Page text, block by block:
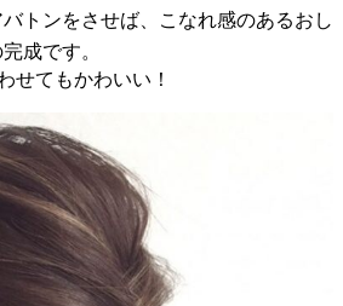
トンをさせば、こなれ感のあるおし
成です。
せてもかわいい！